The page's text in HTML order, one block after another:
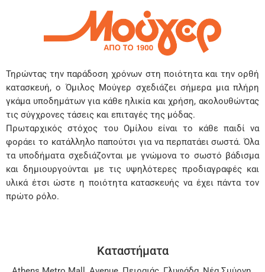
Τηρώντας την παράδοση χρόνων στη ποιότητα και την ορθή
κατασκευή, ο Όμιλος Μούγερ σχεδιάζει σήμερα μια πλήρη
γκάμα υποδημάτων για κάθε ηλικία και χρήση, ακολουθώντας
τις σύγχρονες τάσεις και επιταγές της μόδας.
Πρωταρχικός στόχος του Ομίλου είναι το κάθε παιδί να
φοράει το κατάλληλο παπούτσι για να περπατάει σωστά. Όλα
τα υποδήματα σχεδιάζονται με γνώμονα το σωστό βάδισμα
και δημιουργούνται με τις υψηλότερες προδιαγραφές και
υλικά έτσι ώστε η ποιότητα κατασκευής να έχει πάντα τον
πρώτο ρόλο.
Καταστήματα